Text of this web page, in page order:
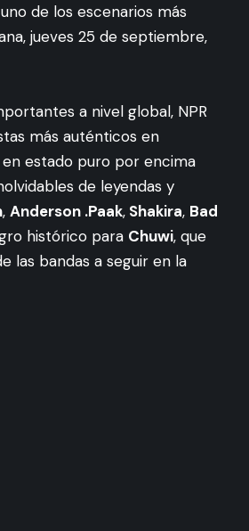
de los escenarios más
jueves 25 de septiembre,
a nivel global, NPR
más auténticos en
estado puro por encima
de leyendas y
, Anderson .Paak, Shakira, Bad
histórico para Chuwi, que
las bandas a seguir en la